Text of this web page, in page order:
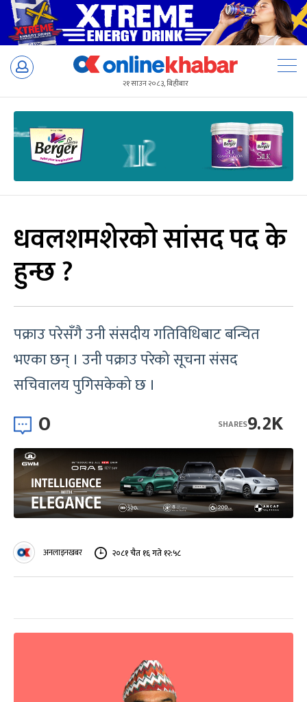
Skip
२१ साउन २०८३, बिहीबार
धवलशमशेरको सांसद पद के
हुन्छ ?
पक्राउ परेसँगै उनी संसदीय गतिविधिबाट बन्चित
भएका छन् । उनी पक्राउ परेको सूचना संसद
सचिवालय पुगिसकेको छ ।
0 9.2K
SHARES
अनलाइनखबर २०८१ चैत १६ गते १२:५८